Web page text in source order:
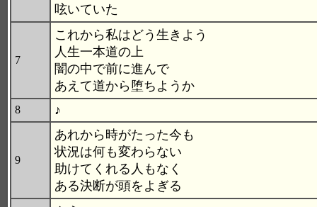
呟いていた
7
これから私はどう生きよう
人生一本道の上
闇の中で前に進んで
あえて道から堕ちようか
8 ♪
9
あれから時がたった今も
状況は何も変わらない
助けてくれる人もなく
ある決断が頭をよぎる